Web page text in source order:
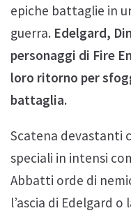
epiche battaglie in
guerra. Edelgard,
personaggi di Fire
loro ritorno per
battaglia.
Scatena devastanti
speciali in intensi
Abbatti orde di
l’ascia di Edelgard